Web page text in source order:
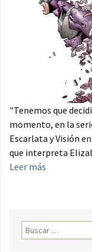
"Tenemos que
momento, en la
Escarlata y Visión
que interpreta
Leer más
Buscar: